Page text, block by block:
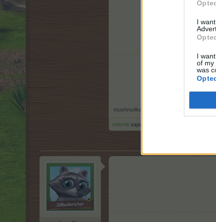
I
I
of my
was
mushnu4ka
nefertiti харесва това.